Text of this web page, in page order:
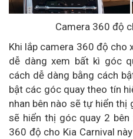
Camera 360 độ
Khi lắp camera 360 độ cho
dễ dàng xem bất kì góc
cách dễ dàng bằng cách
bật các góc quay theo tín
nhan bên nào sẽ tự hiển thị
sẽ hiển thị góc quay 2
360 độ cho Kia Carnival